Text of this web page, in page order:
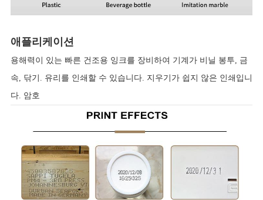
애플리케이션
용해력이 있는 빠른 건조용 잉크를 장비하여 기계가 비닐 봉투, 금
속, 닦기. 유리를 인쇄할 수 있습니다. 지우기가 쉽지 않은 인쇄입니
다. 암호